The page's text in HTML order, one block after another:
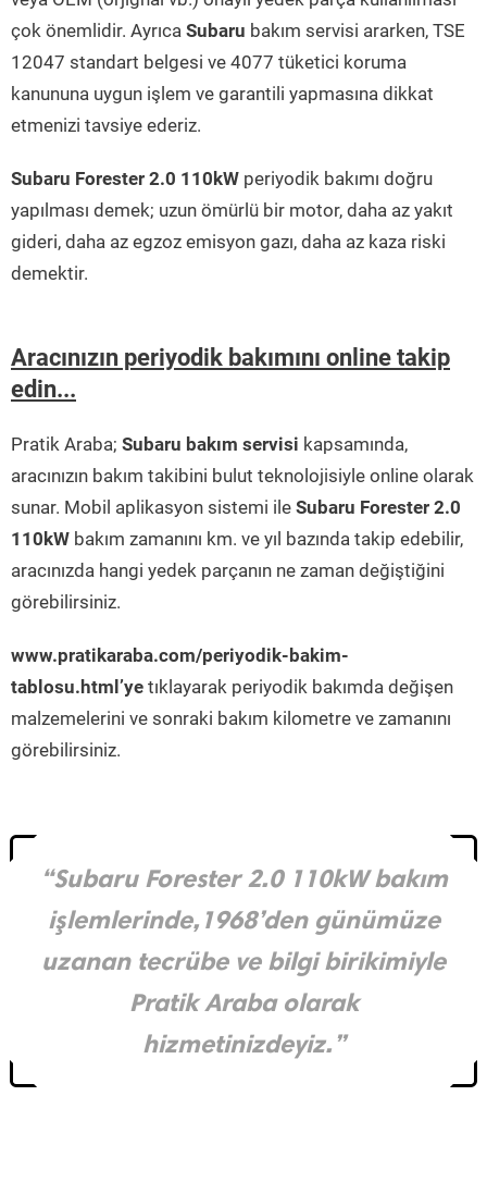
çok önemlidir. Ayrıca Subaru bakım servisi ararken, TSE
12047 standart belgesi ve 4077 tüketici koruma
kanununa uygun işlem ve garantili yapmasına dikkat
etmenizi tavsiye ederiz.
Subaru Forester 2.0 110kW periyodik bakımı doğru
yapılması demek; uzun ömürlü bir motor, daha az yakıt
gideri, daha az egzoz emisyon gazı, daha az kaza riski
demektir.
Aracınızın periyodik bakımını online takip
edin...
Pratik Araba; Subaru bakım servisi kapsamında,
aracınızın bakım takibini bulut teknolojisiyle online olarak
sunar. Mobil aplikasyon sistemi ile Subaru Forester 2.0
110kW bakım zamanını km. ve yıl bazında takip edebilir,
aracınızda hangi yedek parçanın ne zaman değiştiğini
görebilirsiniz.
www.pratikaraba.com/periyodik-bakim-
tablosu.html’ye tıklayarak periyodik bakımda değişen
malzemelerini ve sonraki bakım kilometre ve zamanını
görebilirsiniz.
“Subaru Forester 2.0 110kW bakım
işlemlerinde,1968’den günümüze
uzanan tecrübe ve bilgi birikimiyle
Pratik Araba olarak
hizmetinizdeyiz.”